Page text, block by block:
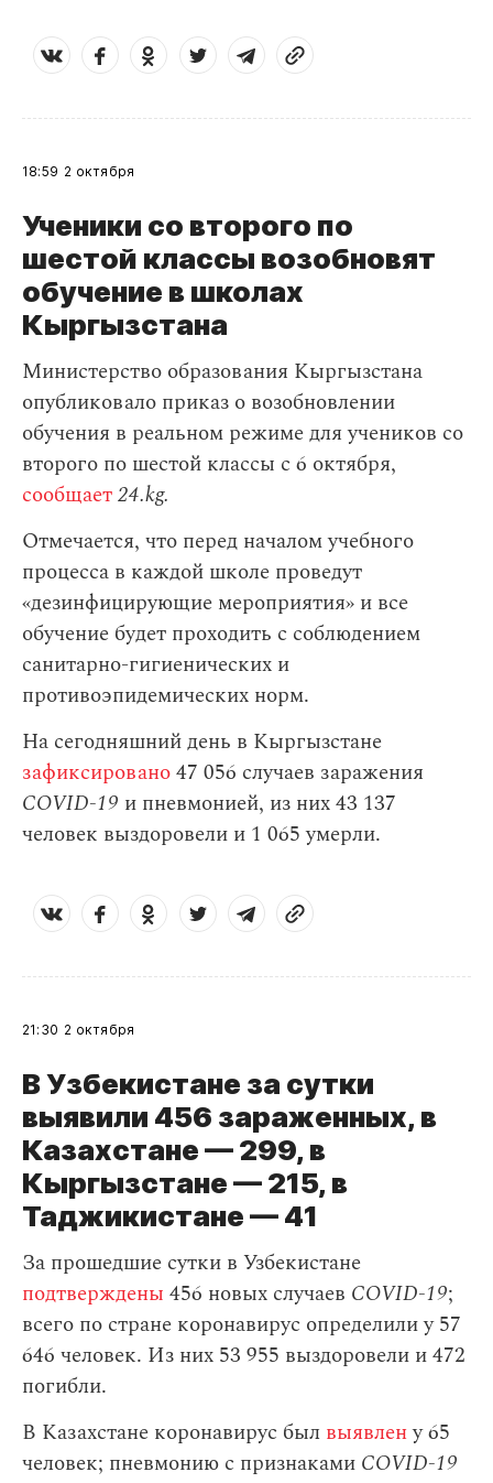
18:59 2 октября
Ученики со второго по
шестой классы возобновят
обучение в школах
Кыргызстана
Министерство образования Кыргызстана
опубликовало приказ о возобновлении
обучения в реальном режиме для учеников со
второго по шестой классы с 6 октября,
сообщает24.kg.
Отмечается, что перед началом учебного
процесса в каждой школе проведут
«дезинфицирующие мероприятия» и все
обучение будет проходить с соблюдением
санитарно-гигиенических и
противоэпидемических норм.
На сегодняшний день в Кыргызстане
зафиксировано47 056 случаев заражения
COVID-19 и пневмонией, из них 43 137
человек выздоровели и 1 065 умерли.
21:30 2 октября
В Узбекистане за сутки
выявили 456 зараженных, в
Казахстане — 299, в
Кыргызстане — 215, в
Таджикистане— 41
За прошедшие сутки в Узбекистане
подтверждены 456 новых случаев COVID-19;
всего по стране коронавирус определили у 57
646 человек. Из них 53 955 выздоровели и 472
погибли.
В Казахстане коронавирус был выявлену 65
человек; пневмонию с признаками COVID-19